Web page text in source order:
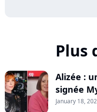
Plus
Alizée :
signée
January 18,